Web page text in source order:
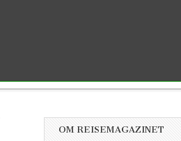
OM REISEMAGAZINET